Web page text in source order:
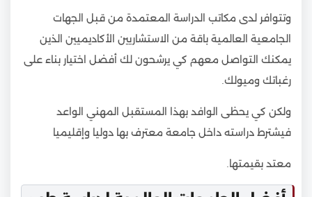
وتتوافر لدى مكاتب الدراسة المعتمدة من قبل الجهات
الجامعية العالمية باقة من الاستشاريين الأكاديميين الذين
يمكنك التواصل معهم كي يرشحون لك أفضل اختيار بناء على
رغباتك وميولك.
ولكن كي يحظى الوافد بهذا المستقبل المهني الواعد
فيشترط دراسته داخل جامعة معترف بها دوليا وإقليميا
معتد بقيمتها.